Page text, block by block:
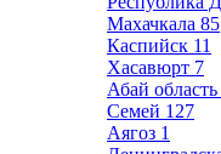
Махачкала 85
Каспийск 11
Хасавюрт 7
Абай область
Семей 127
Аягоз 1